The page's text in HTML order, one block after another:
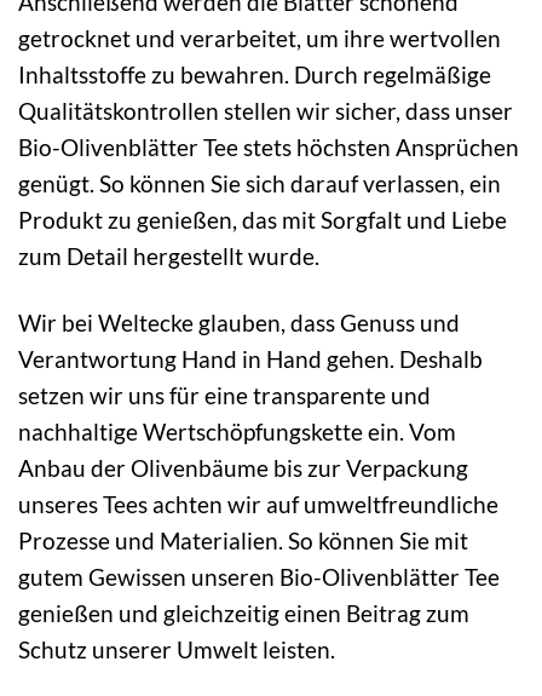
getrocknet und verarbeitet, um ihre wertvollen
Inhaltsstoffe zu bewahren. Durch regelmäßige
Qualitätskontrollen stellen wir sicher, dass unser
Bio-Olivenblätter Tee stets höchsten Ansprüchen
genügt. So können Sie sich darauf verlassen, ein
Produkt zu genießen, das mit Sorgfalt und Liebe
zum Detail hergestellt wurde.
Wir bei Weltecke glauben, dass Genuss und
Verantwortung Hand in Hand gehen. Deshalb
setzen wir uns für eine transparente und
nachhaltige Wertschöpfungskette ein. Vom
Anbau der Olivenbäume bis zur Verpackung
unseres Tees achten wir auf umweltfreundliche
Prozesse und Materialien. So können Sie mit
gutem Gewissen unseren Bio-Olivenblätter Tee
genießen und gleichzeitig einen Beitrag zum
Schutz unserer Umwelt leisten.